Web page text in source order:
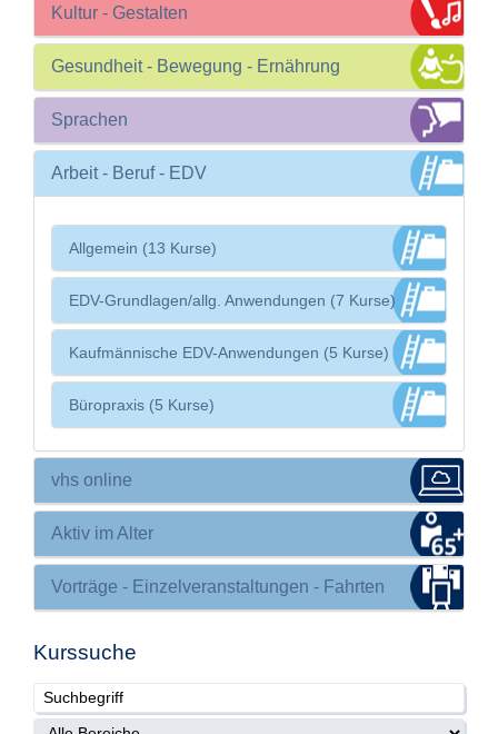
Kultur - Gestalten
Gesundheit - Bewegung - Ernährung
Sprachen
Arbeit - Beruf - EDV
Allgemein (13 Kurse)
EDV-Grundlagen/allg. Anwendungen (7 Kurse)
Kaufmännische EDV-Anwendungen (5 Kurse)
Büropraxis (5 Kurse)
vhs online
Aktiv im Alter
Vorträge - Einzelveranstaltungen - Fahrten
Kurssuche